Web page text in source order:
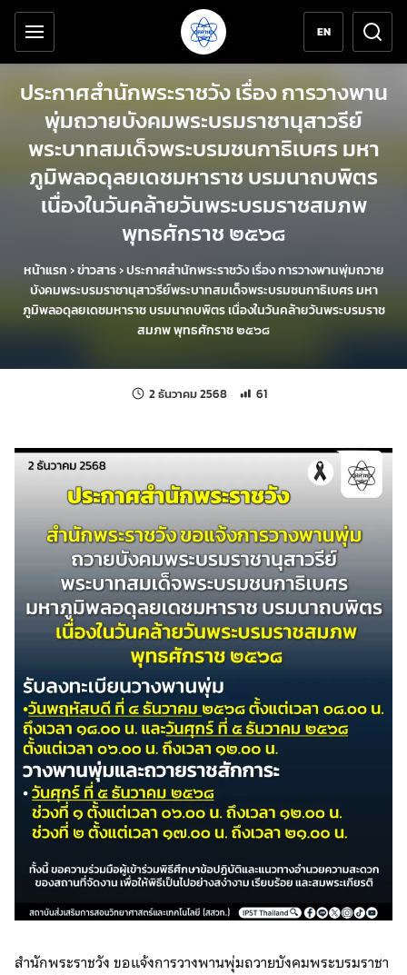
ข้ามไปยังเนื้อหาหลัก
เครื่องมือช่วยเหลือ
EN
ประกาศสำนักพระราชวัง เรื่อง การวางพาน
พุ่มถวายบังคมพระบรมราชานุสาวรีย์
พระบาทสมเด็จพระบรมชนกาธิเบศร มหา
ภูมิพลอดุลยเดชมหาราช บรมนาถบพิตร
เนื่องในวันคล้ายวันพระบรมราชสมภพ
พุทธศักราช ๒๕๖๘
หน้าแรก›ข่าวสาร›ประกาศสำนักพระราชวัง เรื่อง การวางพานพุ่มถวาย
บังคมพระบรมราชานุสาวรีย์พระบาทสมเด็จพระบรมชนกาธิเบศร มหา
ภูมิพลอดุลยเดชมหาราช บรมนาถบพิตร เนื่องในวันคล้ายวันพระบรมราช
สมภพ พุทธศักราช ๒๕๖๘
2 ธันวาคม 2568 แก้ไขล่าสุดเมื่อ:
จำนวนการเข้าชม 61 ครั้ง
61
สำนักพระราชวัง ขอแจ้งการวางพานพุ่มถวายบังคมพระบรมราชา